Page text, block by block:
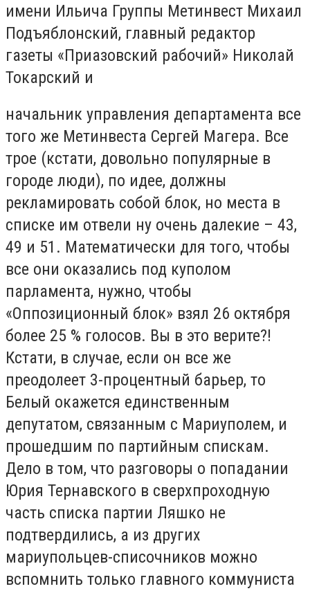
имени Ильича Группы Метинвест Михаил
Подъяблонский, главный редактор
газеты «Приазовский рабочий» Николай
Токарский и
начальник управления департамента все
того же Метинвеста Сергей Магера. Все
трое (кстати, довольно популярные в
городе люди), по идее, должны
рекламировать собой блок, но места в
списке им отвели ну очень далекие – 43,
49 и 51. Математически для того, чтобы
все они оказались под куполом
парламента, нужно, чтобы
«Оппозиционный блок» взял 26 октября
более 25 % голосов. Вы в это верите?!
Кстати, в случае, если он все же
преодолеет 3-процентный барьер, то
Белый окажется единственным
депутатом, связанным с Мариуполем, и
прошедшим по партийным спискам.
Дело в том, что разговоры о попадании
Юрия Тернавского в сверхпроходную
часть списка партии Ляшко не
подтвердились, а из других
мариупольцев-списочников можно
вспомнить только главного коммуниста